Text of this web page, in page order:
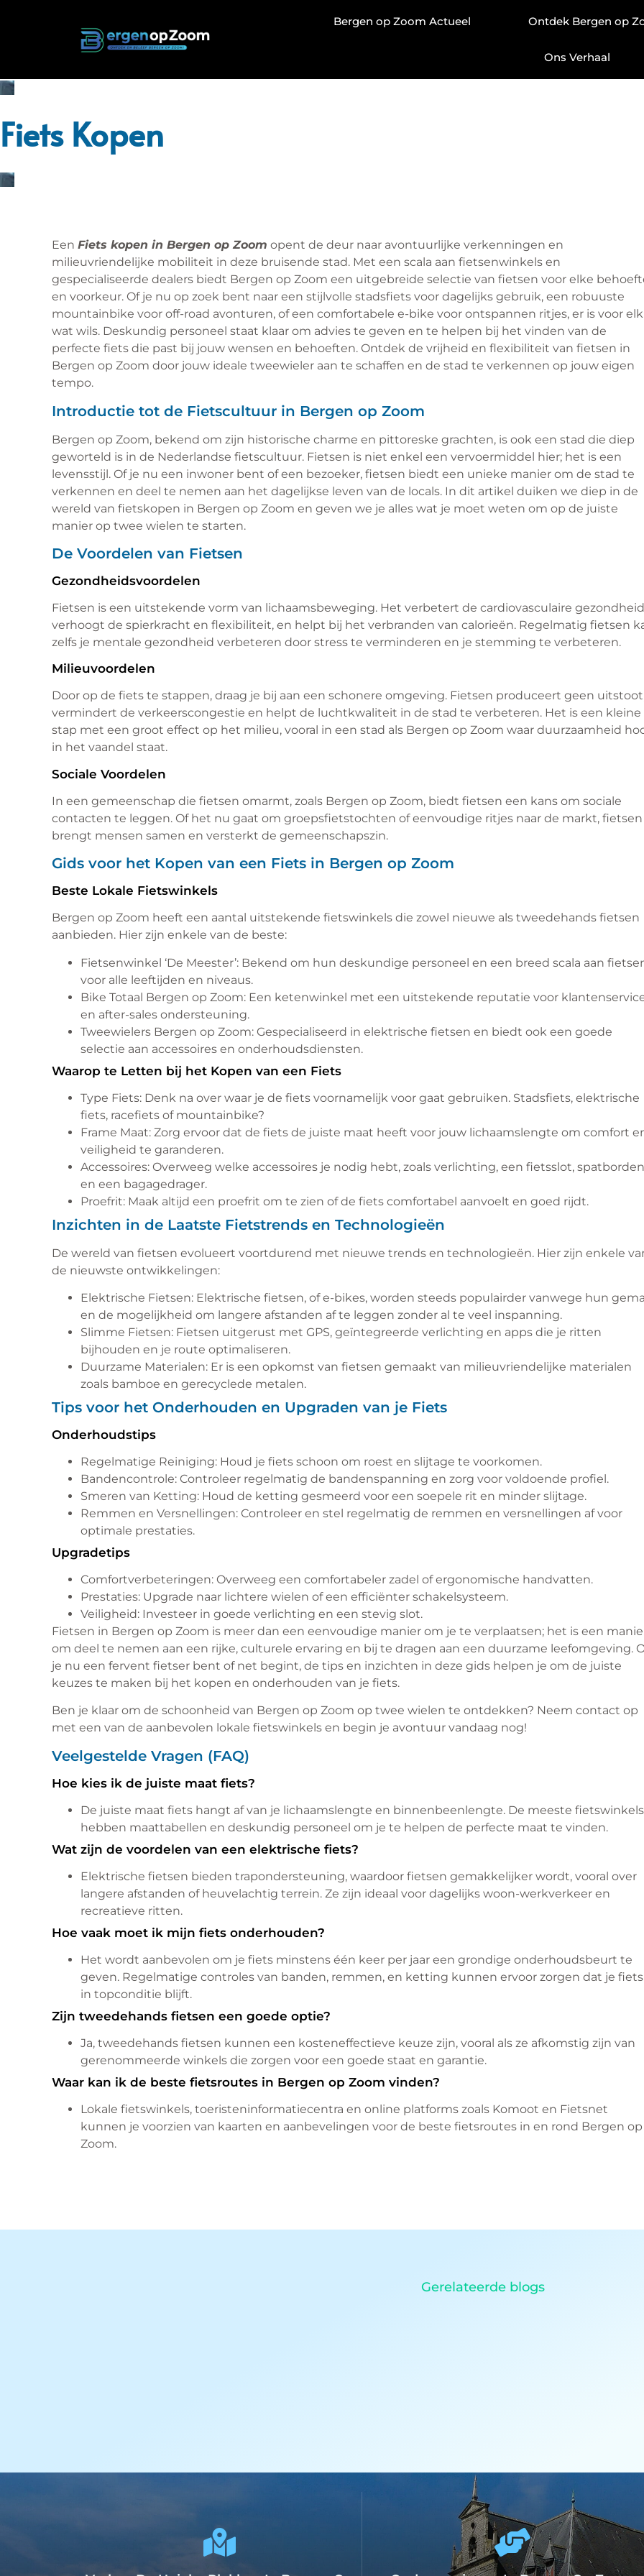
Bergen op Zoom Actueel Ontdek Bergen op
Ons Verhaal
Fiets Kopen
Een Fiets kopen in Bergen op Zoom opent de deur naar avontuurlijke verkenningen en
milieuvriendelijke mobiliteit in deze bruisende stad. Met een scala aan fietsenwinkels en
gespecialiseerde dealers biedt Bergen op Zoom een uitgebreide selectie van fietsen voor elke
en voorkeur. Of je nu op zoek bent naar een stijlvolle stadsfiets voor dagelijks gebruik, een robuuste
mountainbike voor off-road avonturen, of een comfortabele e-bike voor ontspannen ritjes, er is voor elk
wat wils. Deskundig personeel staat klaar om advies te geven en te helpen bij het vinden van de
perfecte fiets die past bij jouw wensen en behoeften. Ontdek de vrijheid en flexibiliteit van fietsen in
Bergen op Zoom door jouw ideale tweewieler aan te schaffen en de stad te verkennen op jouw eigen
tempo.
Introductie tot de Fietscultuur in Bergen op Zoom
Bergen op Zoom, bekend om zijn historische charme en pittoreske grachten, is ook een stad die diep
geworteld is in de Nederlandse fietscultuur. Fietsen is niet enkel een vervoermiddel hier; het is een
levensstijl. Of je nu een inwoner bent of een bezoeker, fietsen biedt een unieke manier om de stad te
verkennen en deel te nemen aan het dagelijkse leven van de locals. In dit artikel duiken we diep in de
wereld van fietskopen in Bergen op Zoom en geven we je alles wat je moet weten om op de juiste
manier op twee wielen te starten.
De Voordelen van Fietsen
Gezondheidsvoordelen
Fietsen is een uitstekende vorm van lichaamsbeweging. Het verbetert de cardiovasculaire
verhoogt de spierkracht en flexibiliteit, en helpt bij het verbranden van calorieën. Regelmatig fietsen
zelfs je mentale gezondheid verbeteren door stress te verminderen en je stemming te verbeteren.
Milieuvoordelen
Door op de fiets te stappen, draag je bij aan een schonere omgeving. Fietsen produceert geen
vermindert de verkeerscongestie en helpt de luchtkwaliteit in de stad te verbeteren. Het is een kleine
stap met een groot effect op het milieu, vooral in een stad als Bergen op Zoom waar duurzaamheid
in het vaandel staat.
Sociale Voordelen
In een gemeenschap die fietsen omarmt, zoals Bergen op Zoom, biedt fietsen een kans om sociale
contacten te leggen. Of het nu gaat om groepsfietstochten of eenvoudige ritjes naar de markt, fietsen
brengt mensen samen en versterkt de gemeenschapszin.
Gids voor het Kopen van een Fiets in Bergen op Zoom
Beste Lokale Fietswinkels
Bergen op Zoom heeft een aantal uitstekende fietswinkels die zowel nieuwe als tweedehands fietsen
aanbieden. Hier zijn enkele van de beste:
Fietsenwinkel ‘De Meester’: Bekend om hun deskundige personeel en een breed scala aan
voor alle leeftijden en niveaus.
Bike Totaal Bergen op Zoom: Een ketenwinkel met een uitstekende reputatie voor
en after-sales ondersteuning.
Tweewielers Bergen op Zoom: Gespecialiseerd in elektrische fietsen en biedt ook een goede
selectie aan accessoires en onderhoudsdiensten.
Waarop te Letten bij het Kopen van een Fiets
Type Fiets: Denk na over waar je de fiets voornamelijk voor gaat gebruiken. Stadsfiets, elektrische
fiets, racefiets of mountainbike?
Frame Maat: Zorg ervoor dat de fiets de juiste maat heeft voor jouw lichaamslengte om comfort
veiligheid te garanderen.
Accessoires: Overweeg welke accessoires je nodig hebt, zoals verlichting, een fietsslot,
en een bagagedrager.
Proefrit: Maak altijd een proefrit om te zien of de fiets comfortabel aanvoelt en goed rijdt.
Inzichten in de Laatste Fietstrends en Technologieën
De wereld van fietsen evolueert voortdurend met nieuwe trends en technologieën. Hier zijn enkele
de nieuwste ontwikkelingen:
Elektrische Fietsen: Elektrische fietsen, of e-bikes, worden steeds populairder vanwege hun
en de mogelijkheid om langere afstanden af te leggen zonder al te veel inspanning.
Slimme Fietsen: Fietsen uitgerust met GPS, geïntegreerde verlichting en apps die je ritten
bijhouden en je route optimaliseren.
Duurzame Materialen: Er is een opkomst van fietsen gemaakt van milieuvriendelijke materialen
zoals bamboe en gerecyclede metalen.
Tips voor het Onderhouden en Upgraden van je Fiets
Onderhoudstips
Regelmatige Reiniging: Houd je fiets schoon om roest en slijtage te voorkomen.
Bandencontrole: Controleer regelmatig de bandenspanning en zorg voor voldoende profiel.
Smeren van Ketting: Houd de ketting gesmeerd voor een soepele rit en minder slijtage.
Remmen en Versnellingen: Controleer en stel regelmatig de remmen en versnellingen af voor
optimale prestaties.
Upgradetips
Comfortverbeteringen: Overweeg een comfortabeler zadel of ergonomische handvatten.
Prestaties: Upgrade naar lichtere wielen of een efficiënter schakelsysteem.
Veiligheid: Investeer in goede verlichting en een stevig slot.
Fietsen in Bergen op Zoom is meer dan een eenvoudige manier om je te verplaatsen; het is een
om deel te nemen aan een rijke, culturele ervaring en bij te dragen aan een duurzame leefomgeving.
je nu een fervent fietser bent of net begint, de tips en inzichten in deze gids helpen je om de juiste
keuzes te maken bij het kopen en onderhouden van je fiets.
Ben je klaar om de schoonheid van Bergen op Zoom op twee wielen te ontdekken? Neem contact op
met een van de aanbevolen lokale fietswinkels en begin je avontuur vandaag nog!
Veelgestelde Vragen (FAQ)
Hoe kies ik de juiste maat fiets?
De juiste maat fiets hangt af van je lichaamslengte en binnenbeenlengte. De meeste fietswinkels
hebben maattabellen en deskundig personeel om je te helpen de perfecte maat te vinden.
Wat zijn de voordelen van een elektrische fiets?
Elektrische fietsen bieden trapondersteuning, waardoor fietsen gemakkelijker wordt, vooral over
langere afstanden of heuvelachtig terrein. Ze zijn ideaal voor dagelijks woon-werkverkeer en
recreatieve ritten.
Hoe vaak moet ik mijn fiets onderhouden?
Het wordt aanbevolen om je fiets minstens één keer per jaar een grondige onderhoudsbeurt te
geven. Regelmatige controles van banden, remmen, en ketting kunnen ervoor zorgen dat je fiets
in topconditie blijft.
Zijn tweedehands fietsen een goede optie?
Ja, tweedehands fietsen kunnen een kosteneffectieve keuze zijn, vooral als ze afkomstig zijn van
gerenommeerde winkels die zorgen voor een goede staat en garantie.
Waar kan ik de beste fietsroutes in Bergen op Zoom vinden?
Lokale fietswinkels, toeristeninformatiecentra en online platforms zoals Komoot en Fietsnet
kunnen je voorzien van kaarten en aanbevelingen voor de beste fietsroutes in en rond Bergen op
Zoom.
Gerelateerde blogs